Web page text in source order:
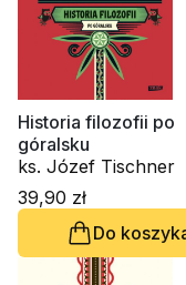
Historia filozofii po
góralsku
ks. Józef Tischner
39,90 zł
Do